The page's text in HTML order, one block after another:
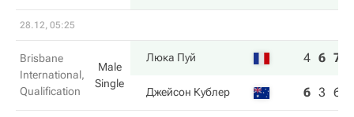
28.12, 05:25
Brisbane
International,
Qualification
Male
Single
Люка Пуй 4 6 7
Джейсон Кублер 6 3 6